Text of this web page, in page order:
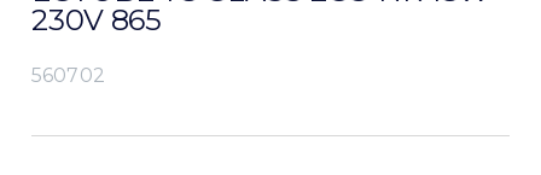
230V 865
560702